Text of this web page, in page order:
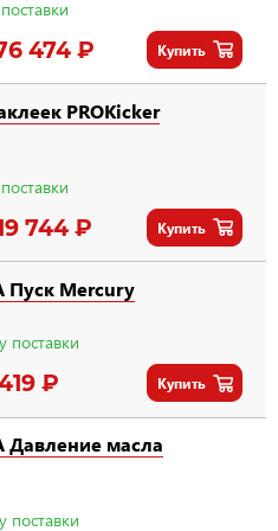
474 ₽ Купить
PROKicker
744 ₽ Купить
Mercury
поставки
₽ Купить
масла
поставки